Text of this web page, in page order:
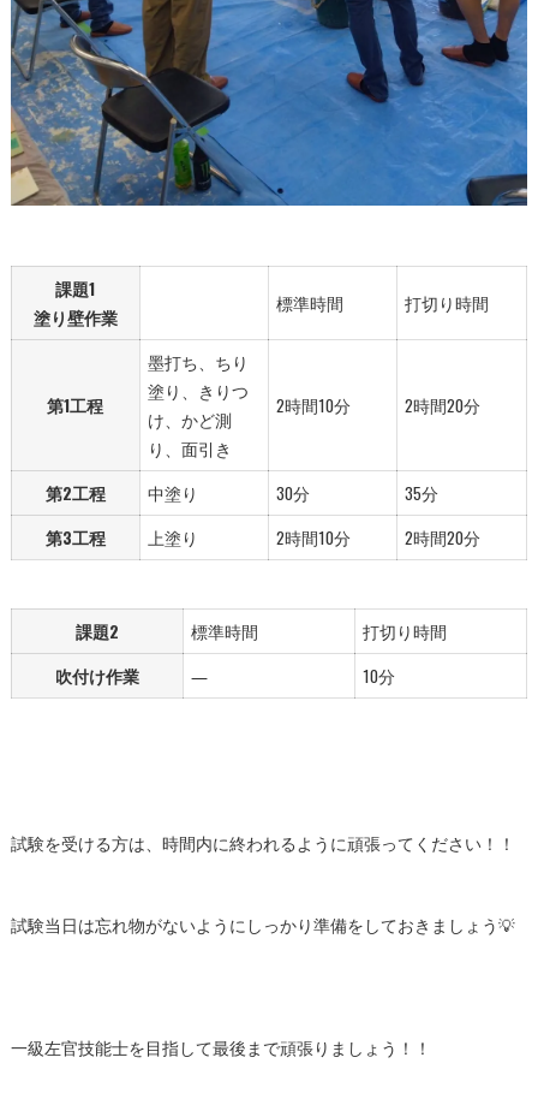
課題1
塗り壁作業
標準時間 打切り時間
第1工程
墨打ち、ちり
塗り、きりつ
け、かど測
り、面引き
2時間10分 2時間20分
第2工程 中塗り 30分
35分
第3工程
上塗り 2時間10分 2時間20分
課題2 標準時間
打切り時間
吹付け作業
― 10分
試験を受ける方は、時間内に終われるように頑張ってください！！
試験当日は忘れ物がないようにしっかり準備をしておきましょう💡
一級左官技能士を目指して最後まで頑張りましょう！！